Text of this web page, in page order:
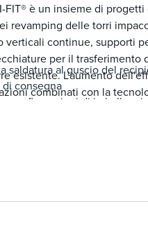
FIT® è un insieme di
revamping delle torri
verticali continue, supporti
per il trasferimento
esistente. L'aumento
combinati con la
saldatura al guscio del
consegna
configurazioni di imballaggio
e/o l'orientamento dei